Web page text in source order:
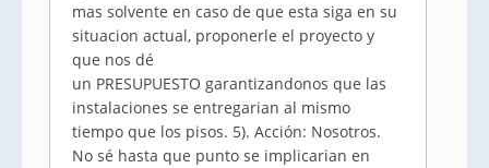
mas solvente en caso de que esta siga en su
situacion actual, proponerle el proyecto y
que nos dé
un PRESUPUESTO garantizandonos que las
instalaciones se entregarian al mismo
tiempo que los pisos. 5). Acción: Nosotros.
No sé hasta que punto se implicarian en